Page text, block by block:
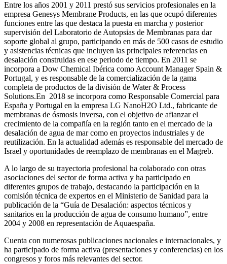
Entre los años 2001 y 2011 prestó sus servicios profesionales en la
empresa Genesys Membrane Products, en las que ocupó diferentes
funciones entre las que destaca la puesta en marcha y posterior
supervisión del Laboratorio de Autopsias de Membranas para dar
soporte global al grupo, participando en más de 500 casos de estudio
y asistencias técnicas que incluyen las principales referencias en
desalación construidas en ese periodo de tiempo. En 2011 se
incorpora a Dow Chemical Ibérica como Account Manager Spain &
Portugal, y es responsable de la comercialización de la gama
completa de productos de la división de Water & Process
Solutions.En 2018 se incorpora como Responsable Comercial para
España y Portugal en la empresa LG NanoH2O Ltd., fabricante de
membranas de ósmosis inversa, con el objetivo de afianzar el
crecimiento de la compañía en la región tanto en el mercado de la
desalación de agua de mar como en proyectos industriales y de
reutilización. En la actualidad además es responsable del mercado de
Israel y oportunidades de reemplazo de membranas en el Magreb.
A lo largo de su trayectoria profesional ha colaborado con otras
asociaciones del sector de forma activa y ha participado en
diferentes grupos de trabajo, destacando la participación en la
comisión técnica de expertos en el Ministerio de Sanidad para la
publicación de la “Guía de Desalación: aspectos técnicos y
sanitarios en la producción de agua de consumo humano”, entre
2004 y 2008 en representación de Aquaespaña.
Cuenta con numerosas publicaciones nacionales e internacionales, y
ha participado de forma activa (presentaciones y conferencias) en los
congresos y foros más relevantes del sector.